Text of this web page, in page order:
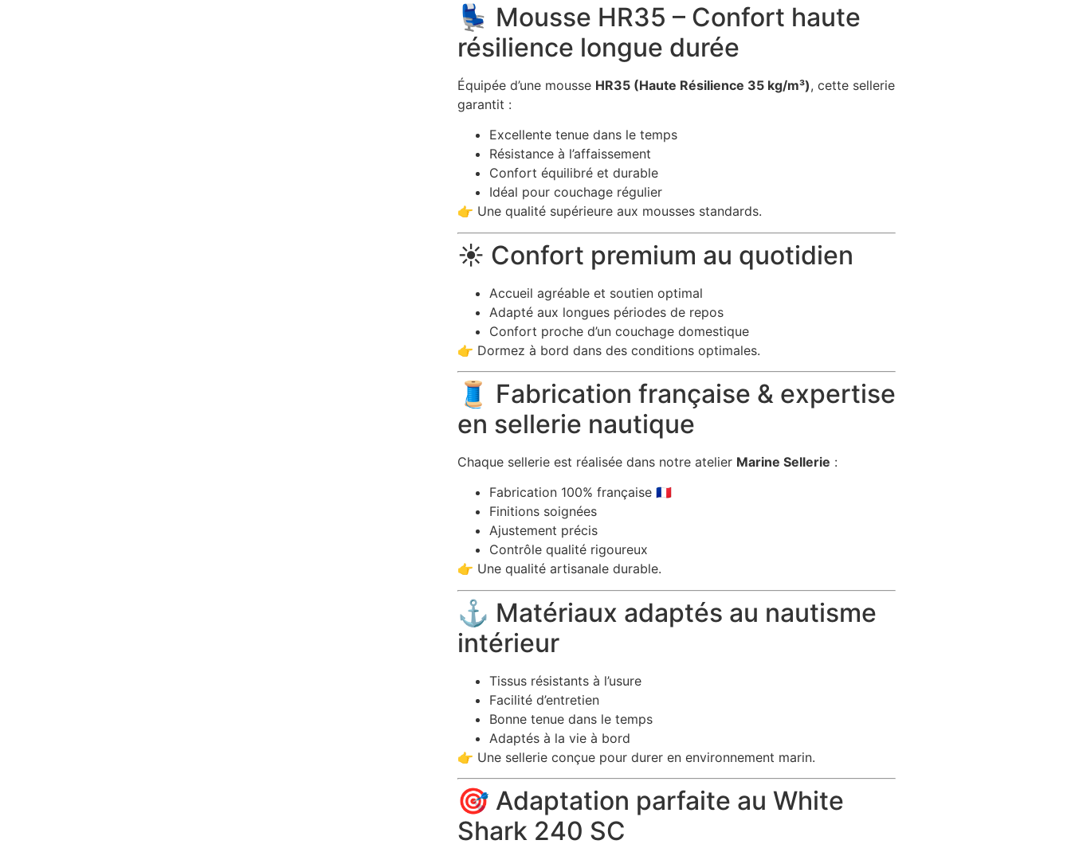
💺 Mousse HR35 – Confort haute
résilience longue durée
Équipée d’une mousse HR35 (Haute Résilience 35 kg/m³), cette sellerie
garantit :
Excellente tenue dans le temps
Résistance à l’affaissement
Confort équilibré et durable
Idéal pour couchage régulier
👉 Une qualité supérieure aux mousses standards.
☀️ Confort premium au quotidien
Accueil agréable et soutien optimal
Adapté aux longues périodes de repos
Confort proche d’un couchage domestique
👉 Dormez à bord dans des conditions optimales.
🧵 Fabrication française & expertise
en sellerie nautique
Chaque sellerie est réalisée dans notre atelier Marine Sellerie :
Fabrication 100% française 🇫🇷
Finitions soignées
Ajustement précis
Contrôle qualité rigoureux
👉 Une qualité artisanale durable.
⚓ Matériaux adaptés au nautisme
intérieur
Tissus résistants à l’usure
Facilité d’entretien
Bonne tenue dans le temps
Adaptés à la vie à bord
👉 Une sellerie conçue pour durer en environnement marin.
🎯 Adaptation parfaite au White
Shark 240 SC